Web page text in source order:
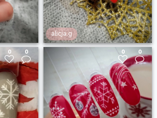
alicja.g
0 0 0 0